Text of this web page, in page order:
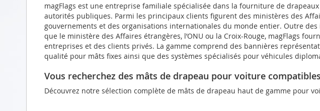
magFlags est une entreprise familiale spécialisée dans la fourniture de
autorités publiques. Parmi les principaux clients figurent des ministères des
gouvernements et des organisations internationales du monde entier. Outre
que le ministère des Affaires étrangères, l’ONU ou la Croix-Rouge, magFlags
entreprises et des clients privés. La gamme comprend des bannières
qualité pour mâts fixes ainsi que des systèmes spécialisés pour véhicules
Vous recherchez des mâts de drapeau pour voiture
Découvrez notre sélection complète de mâts de drapeau haut de gamme pour